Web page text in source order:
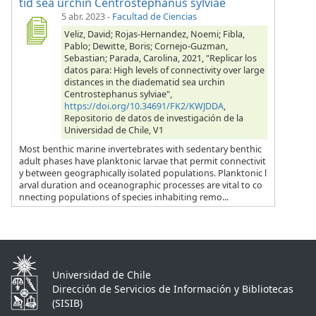
5 abr. 2023- Facultad de Ciencias
Veliz, David; Rojas-Hernandez, Noemi; Fibla,
Pablo; Dewitte, Boris; Cornejo-Guzman,
Sebastian; Parada, Carolina, 2021, "Replicar los
datos para: High levels of connectivity over large
distances in the diadematid sea urchin
Centrostephanus sylviae",
https://doi.org/10.34691/FK2/KWJDDA,
Repositorio de datos de investigación de la
Universidad de Chile, V1
Most benthic marine invertebrates with sedentary benthic
adult phases have planktonic larvae that permit connectivit
y between geographically isolated populations. Planktonic l
arval duration and oceanographic processes are vital to co
nnecting populations of species inhabiting remo...
Universidad de Chile
Dirección de Servicios de Información y Bibliotecas
(SISIB)